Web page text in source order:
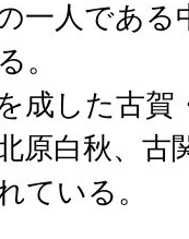
一人である
。
成した古賀
原白秋、古
ている。